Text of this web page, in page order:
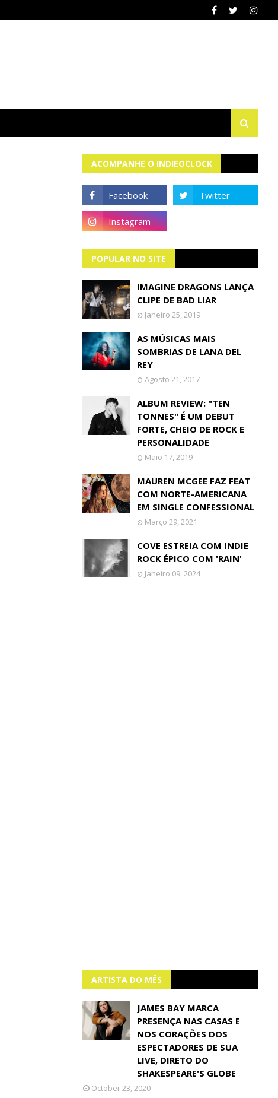
ACOMPANHE O INDIEOCLOCK
POPULAR NO SITE
IMAGINE DRAGONS LANÇA
CLIPE DE BAD LIAR
Janeiro 25, 2019
AS MÚSICAS MAIS
SOMBRIAS DE LANA DEL
REY
Agosto 21, 2017
ALBUM REVIEW: "TEN
TONNES" É UM DEBUT
FORTE, CHEIO DE ROCK E
PERSONALIDADE
Maio 17, 2019
MAUREN MCGEE FAZ FEAT
COM NORTE-AMERICANA
EM SINGLE CONFESSIONAL
Março 29, 2021
COVE ESTREIA COM INDIE
ROCK ÉPICO COM 'RAIN'
Janeiro 09, 2024
ARTISTA DO MÊS
JAMES BAY MARCA
PRESENÇA NAS CASAS E
NOS CORAÇÕES DOS
ESPECTADORES DE SUA
LIVE, DIRETO DO
SHAKESPEARE'S GLOBE
October 23, 2020